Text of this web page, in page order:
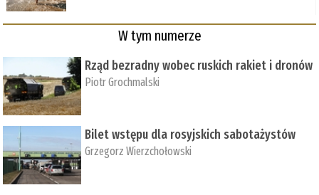
W tym numerze
Rząd bezradny wobec ruskich rakiet i dronów
Piotr Grochmalski
Bilet wstępu dla rosyjskich sabotażystów
Grzegorz Wierzchołowski